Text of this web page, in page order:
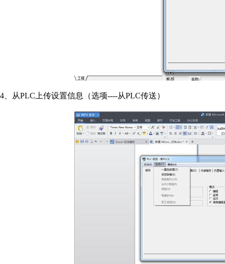
4、从PLC上传设置信息（选项----从PLC传送）